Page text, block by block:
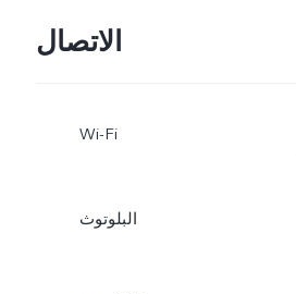
الاتصال
Wi-Fi
البلوتوث